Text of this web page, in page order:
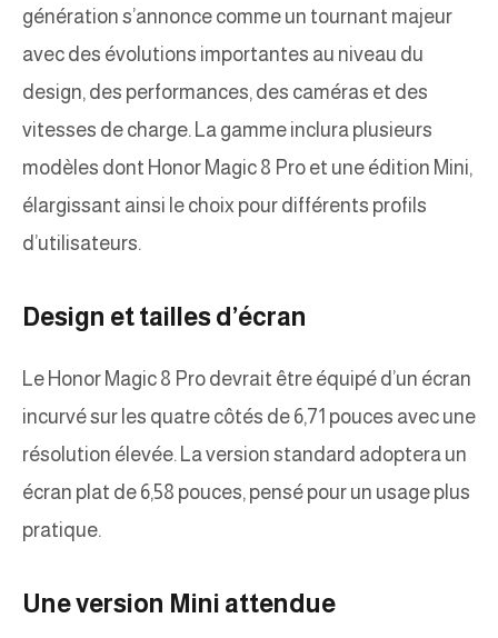
génération s’annonce comme un tournant majeur
avec des évolutions importantes au niveau du
design, des performances, des caméras et des
vitesses de charge. La gamme inclura plusieurs
modèles dont Honor Magic 8 Pro et une édition Mini,
élargissant ainsi le choix pour différents profils
d’utilisateurs.
Design et tailles d’écran
Le Honor Magic 8 Pro devrait être équipé d’un écran
incurvé sur les quatre côtés de 6,71 pouces avec une
résolution élevée. La version standard adoptera un
écran plat de 6,58 pouces, pensé pour un usage plus
pratique.
Une version Mini attendue